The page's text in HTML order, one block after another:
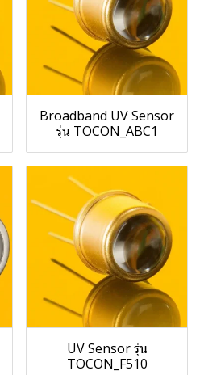
Broadband UV Sensor
รุ่น TOCON_ABC1
UV Sensor รุ่น
TOCON_F510